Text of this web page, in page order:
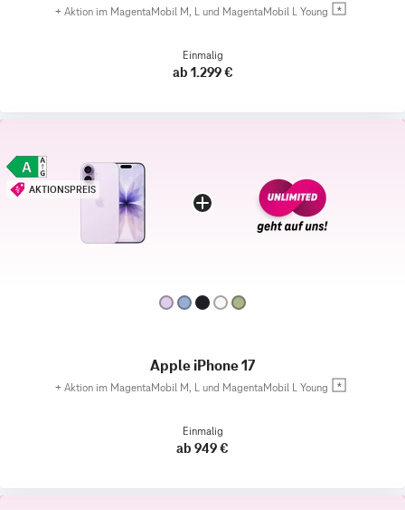
+ Aktion im MagentaMobil M, L und MagentaMobil L Young
Einmalig
ab 1.299 €
AKTIONSPREIS
Apple iPhone 17
+ Aktion im MagentaMobil M, L und MagentaMobil L Young
Einmalig
ab 949 €